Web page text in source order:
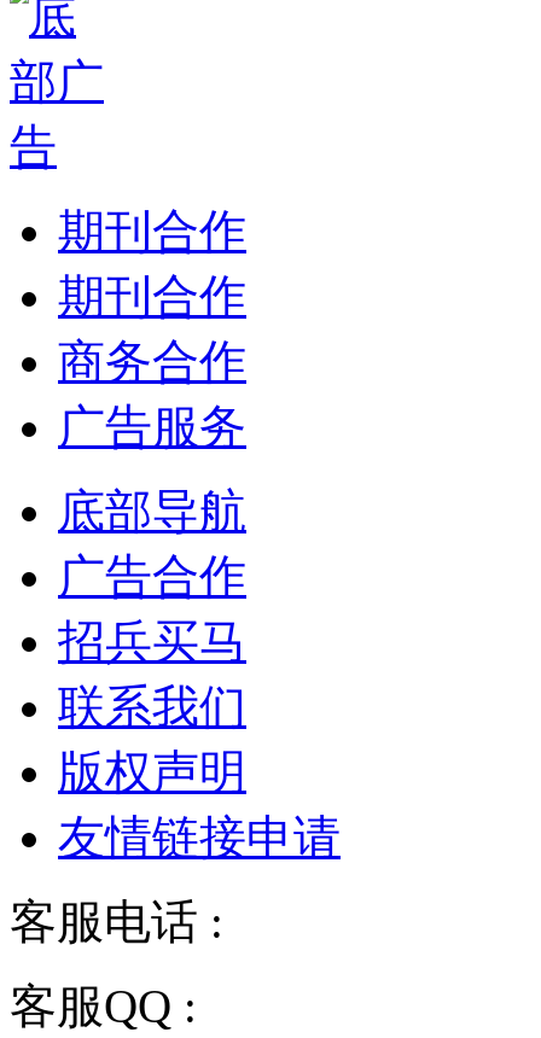
期刊合作
期刊合作
商务合作
广告服务
底部导航
广告合作
招兵买马
联系我们
版权声明
友情链接申请
客服电话 :
客服QQ :